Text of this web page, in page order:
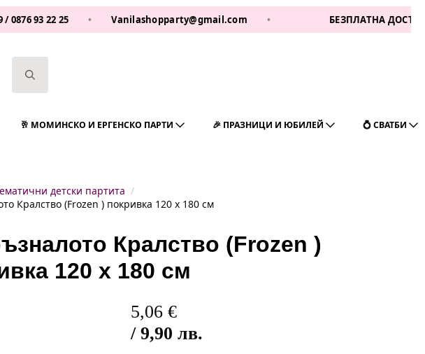
25 • Vanilashopparty@gmail.com • БЕЗПЛАТНА ДОСТАВКА ЗА 1
🥂 МОМИНСКО И ЕРГЕНСКО ПАРТИ 🎉 ПРАЗНИЦИ И ЮБИЛЕЙ 💍 СВАТБИ
детски партита
Кралство (Frozen ) покривка 120 х 180 см
Кралство (Frozen )
120 х 180 см
5,06 €
/ 9,90 лв.